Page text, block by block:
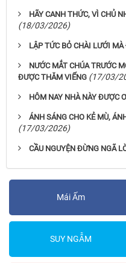
HÃY CANH THỨC, VÌ CHỦ
(18/03/2026)
LẬP TỨC BỎ CHÀI LƯỚI
NƯỚC MẮT CHÚA TRƯỚC
ĐƯỢC THĂM VIẾNG (17/03/
HÔM NAY NHÀ NÀY ĐƯỢC
ÁNH SÁNG CHO KẺ MÙ,
(17/03/2026)
CẦU NGUYỆN ĐỪNG NGÃ
Mái Ấm
SUY NGẪM